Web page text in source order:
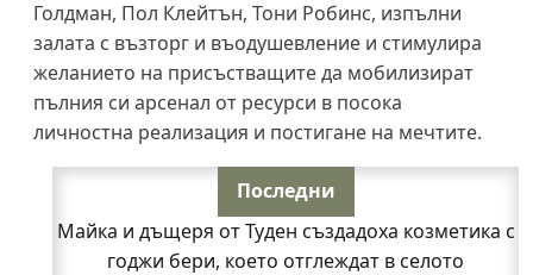
Голдман, Пол Клейтън, Тони Робинс, изпълни
залата с възторг и въодушевление и стимулира
желанието на присъстващите да мобилизират
пълния си арсенал от ресурси в посока
личностна реализация и постигане на мечтите.
Последни
Майка и дъщеря от Туден създадоха козметика с
годжи бери, което отглеждат в селото